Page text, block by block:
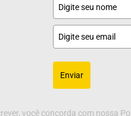
Enviar
você concorda com nossa